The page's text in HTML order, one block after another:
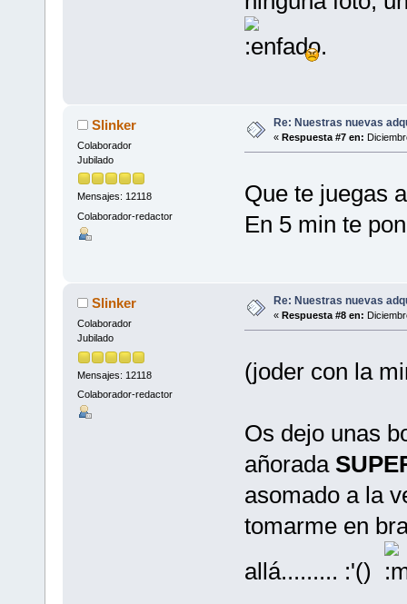
Slinker
Colaborador
Jubilado
Mensajes: 12118
Colaborador-redactor
Re: Nuestras nuevas
« Respuesta #7 en:
Que te juegas
En 5 min te
Slinker
Colaborador
Jubilado
Mensajes: 12118
Colaborador-redactor
Re: Nuestras nuevas
« Respuesta #8 en:
(joder con la
Os dejo unas
añorada
asomado a la
tomarme en
allá......... :'()